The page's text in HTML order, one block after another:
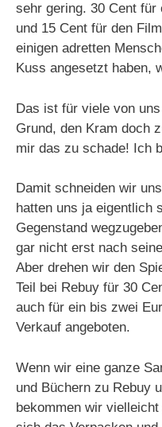
sehr gering. 30 Cent für
und 15 Cent für den
einigen adretten
Kuss angesetzt haben,
Das ist für viele von
Grund, den Kram doch
mir das zu schade! Ich
Damit schneiden wir
hatten uns ja eigentlich
Gegenstand
gar nicht erst nach
Aber drehen wir den
Teil bei Rebuy für 30
auch für ein bis zwei
Verkauf angeboten.
Wenn wir eine ganze
und Büchern zu Rebuy
bekommen wir